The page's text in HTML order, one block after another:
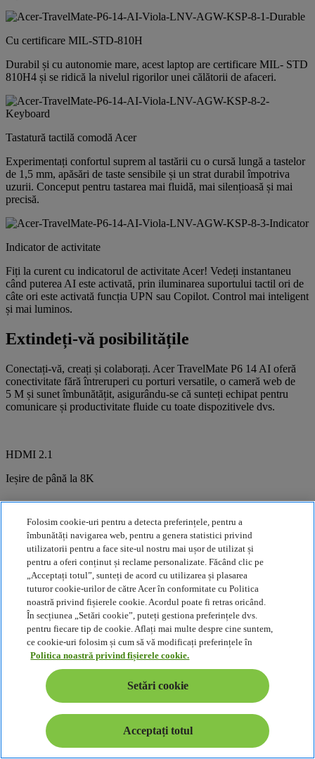
Cu certificare MIL-STD-810H
Durabil și cu autonomie mare, acest laptop are certificare MIL- STD
810H4 și se ridică la nivelul rigorilor unei călătorii de afaceri.
Tastatură tactilă comodă Acer
Experimentați confortul suprem al tastării cu o cursă lungă a tastelor
de 1,5 mm, apăsări de taste sensibile și un strat durabil împotriva
uzurii. Conceput pentru tastarea mai fluidă, mai silențioasă și mai
precisă.
Indicator de activitate
Fiți la curent cu indicatorul de activitate Acer! Vedeți instantaneu
când puterea AI este activată, prin iluminarea suportului tactil ori de
câte ori este activată funcția UPN sau Copilot. Control mai inteligent
și mai luminos.
Extindeți-vă posibilitățile
Conectați-vă, creați și colaborați. Acer TravelMate P6 14 AI oferă
conectivitate fără întreruperi cu porturi versatile, o cameră web de
5 M și sunet îmbunătățit, asigurându-se că sunteți echipat pentru
comunicare și productivitate fluide cu toate dispozitivele dvs.
HDMI 2.1
Ieșire de până la 8K
Thunderbolt 4
Două porturi Type-C
Cameră cu 5 MP
Obturator încorporat
Comparare
Folosim cookie-uri pentru a detecta preferințele, pentru a
îmbunătăți navigarea web, pentru a genera statistici privind
utilizatorii pentru a face site-ul nostru mai ușor de utilizat și
pentru a oferi conținut și reclame personalizate. Făcând clic pe
„Acceptați totul”, sunteți de acord cu utilizarea și plasarea
tuturor cookie-urilor de către Acer în conformitate cu Politica
noastră privind fișierele cookie. Acordul poate fi retras oricând.
În secțiunea „Setări cookie”, puteți gestiona preferințele dvs.
pentru fiecare tip de cookie. Aflați mai multe despre cine suntem,
ce cookie-uri folosim și cum să vă modificați preferințele în
Politica noastră privind fișierele cookie.
Setări cookie
Acceptați totul